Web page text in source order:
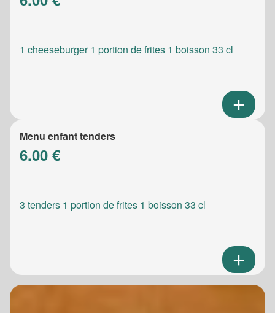
1 cheeseburger 1 portion de frites 1 boisson 33 cl
Menu enfant tenders
6.00 €
3 tenders 1 portion de frites 1 boisson 33 cl